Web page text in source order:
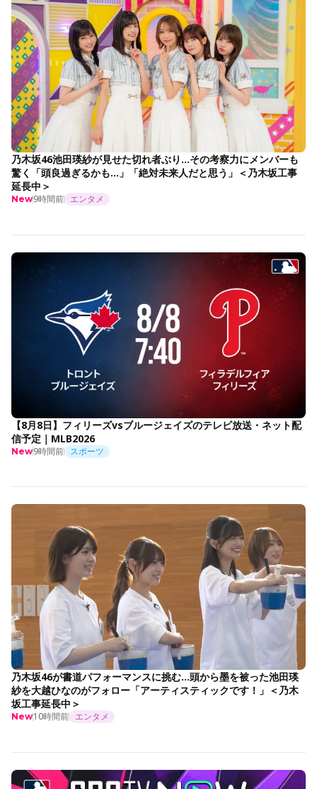
乃木坂46池田瑛紗が見せた切れ者ぶり…その考察力にメンバーも
驚く「頭良過ぎるかも…」「絶対未来人だと思う」＜乃木坂工事
延長中＞
New9時間前 エンタメ
【8月8日】フィリーズvsブルージェイズのテレビ放送・ネット配
信予定｜MLB2026
New9時間前 スポーツ
乃木坂46が書道パフォーマンスに挑む…頭から墨を被った池田瑛
紗を大越ひなのがフォロー「アーティスティックです！」＜乃木
坂工事延長中＞
New10時間前 エンタメ